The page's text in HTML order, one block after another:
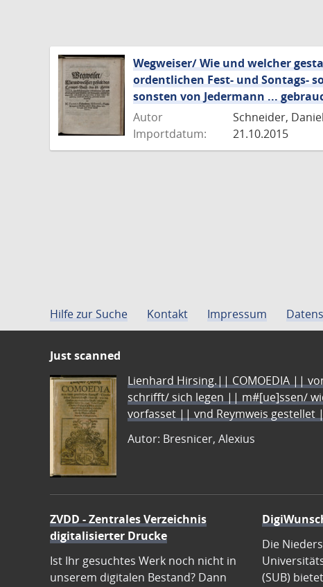
Wegweiser/ Wie und welcher
ordentlichen Fest- und Sontags-
sonsten von Jedermann ...
Autor
Schneider, Daniel
Importdatum:
21.10.2015
Hilfe zur Suche Kontakt Impressum
Just scanned
Lienhard Hirsing.|| COMOEDIA ||
schrifft/ sich legen || m#[ue]ssen/
vorfasset || vnd Reymweis
Autor: Bresnicer, Alexius
ZVDD - Zentrales Verzeichnis
digitalisierter Drucke
Ist Ihr gesuchtes Werk noch nicht in
unserem digitalen Bestand? Dann
Die
(SUB)